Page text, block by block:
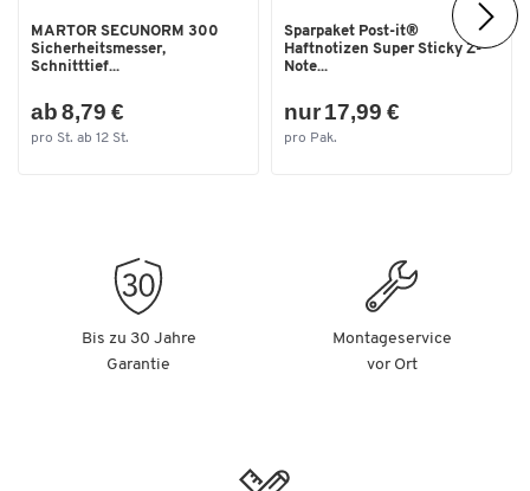
MARTOR SECUNORM 300
Sicherheitsmesser,
Schnitttief...
ab 8,79 €
pro St. ab 12 St.
Sparpaket Post-it®
Haftnotizen Super Sticky Z-
Note...
nur 17,99 €
pro Pak.
Bis zu 30 Jahre
Garantie
Montageservice
vor Ort